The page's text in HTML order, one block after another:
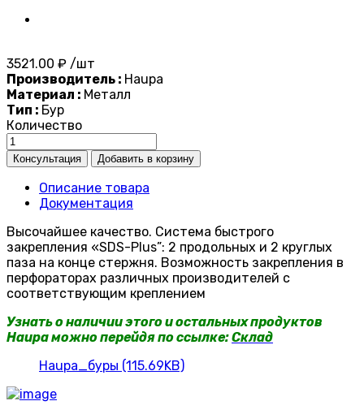
3521.00 ₽ /шт
Производитель : Haupa
Материал : Металл
Тип : Бур
Количество
Описание товара
Документация
Высочайшее качество. Система быстрого
закрепления «SDS-Plus”: 2 продольных и 2 круглых
паза на конце стержня. Возможность закрепления в
перфораторах различных производителей с
соответствующим креплением
Узнать о наличии этого и остальных продуктов
Haupa можно перейдя по ссылке:Склад
Haupa_буры (115.69KB)